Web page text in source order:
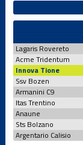
Under 14 M
Under 15 M
Under 16 F
Under 16 F
Lagaris Rovereto
Acme Tridentum
Innova Tione
Ssv Bozen
Armanini C9
Itas Trentino
Anaune
Sts Bolzano
Argentario Calisio